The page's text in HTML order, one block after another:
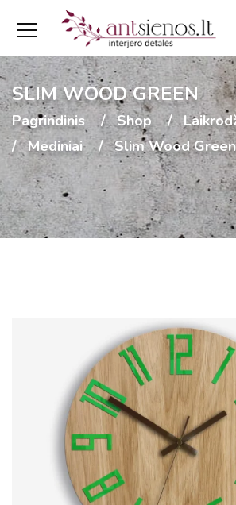
SLIM WOOD GREEN
Pagrindinis Shop
Mediniai
Slim Wood Green